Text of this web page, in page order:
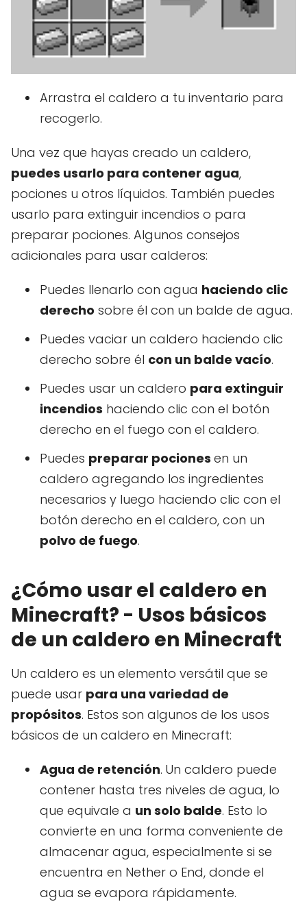
Arrastra el caldero a tu inventario para
recogerlo.
Una vez que hayas creado un caldero,
puedes usarlo para contener agua,
pociones u otros líquidos. También puedes
usarlo para extinguir incendios o para
preparar pociones. Algunos consejos
adicionales para usar calderos:
Puedes llenarlo con agua haciendo clic
derecho sobre él con un balde de agua.
Puedes vaciar un caldero haciendo clic
derecho sobre él con un balde vacío.
Puedes usar un caldero para extinguir
incendios haciendo clic con el botón
derecho en el fuego con el caldero.
Puedes preparar pociones en un
caldero agregando los ingredientes
necesarios y luego haciendo clic con el
botón derecho en el caldero, con un
polvo de fuego.
¿Cómo usar el caldero en
Minecraft? - Usos básicos
de un caldero en Minecraft
Un caldero es un elemento versátil que se
puede usar para una variedad de
propósitos. Estos son algunos de los usos
básicos de un caldero en Minecraft:
Agua de retención. Un caldero puede
contener hasta tres niveles de agua, lo
que equivale a un solo balde. Esto lo
convierte en una forma conveniente de
almacenar agua, especialmente si se
encuentra en Nether o End, donde el
agua se evapora rápidamente.